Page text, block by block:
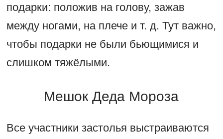
подарки: положив на голову, зажав
между ногами, на плече и т. д. Тут важно,
чтобы подарки не были бьющимися и
слишком тяжёлыми.
Мешок Деда Мороза
Все участники застолья выстраиваются